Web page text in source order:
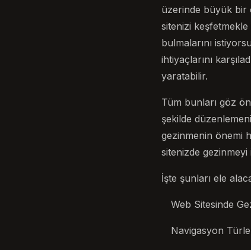
üzerinde büyük bir
sitenizi keşfetmekle
bulmalarını
ihtiyaçlarını
yaratabilir.
Tüm bunları göz
şekilde
gezinmenin önemi
sitenizde gezinmeyi
İşte şunları ele
Web Sitesinde
Navigasyon